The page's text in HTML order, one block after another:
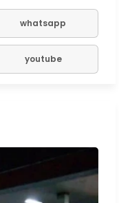
whatsapp
youtube